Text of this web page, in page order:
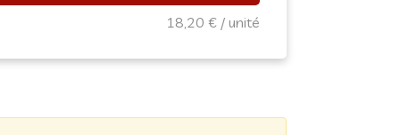
18,20 €